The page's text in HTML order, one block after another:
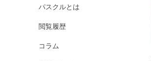
パスクルとは
閲覧履歴
コラム